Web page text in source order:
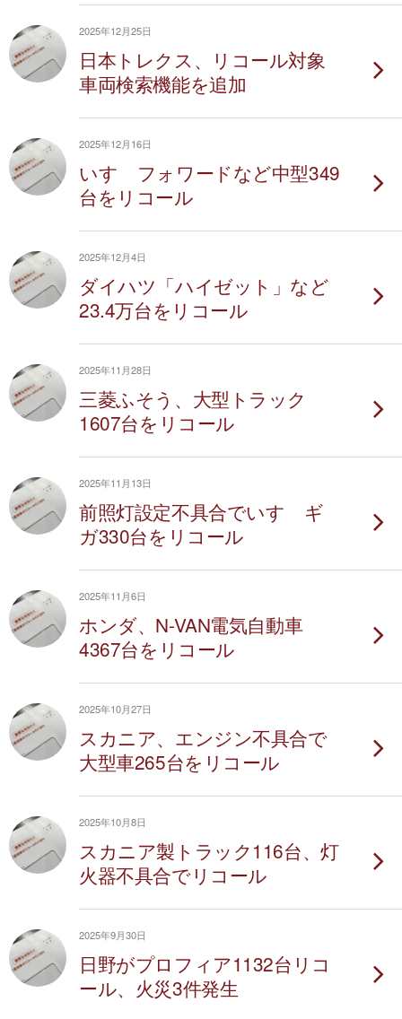
2025年12月25日
日本トレクス、リコール対象
車両検索機能を追加
2025年12月16日
いすゞフォワードなど中型349
台をリコール
2025年12月4日
ダイハツ「ハイゼット」など
23.4万台をリコール
2025年11月28日
三菱ふそう、大型トラック
1607台をリコール
2025年11月13日
前照灯設定不具合でいすゞギ
ガ330台をリコール
2025年11月6日
ホンダ、N-VAN電気自動車
4367台をリコール
2025年10月27日
スカニア、エンジン不具合で
大型車265台をリコール
2025年10月8日
スカニア製トラック116台、灯
火器不具合でリコール
2025年9月30日
日野がプロフィア1132台リコ
ール、火災3件発生